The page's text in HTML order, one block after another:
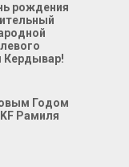
рождения
Кердывар!
Годом
Рамиля